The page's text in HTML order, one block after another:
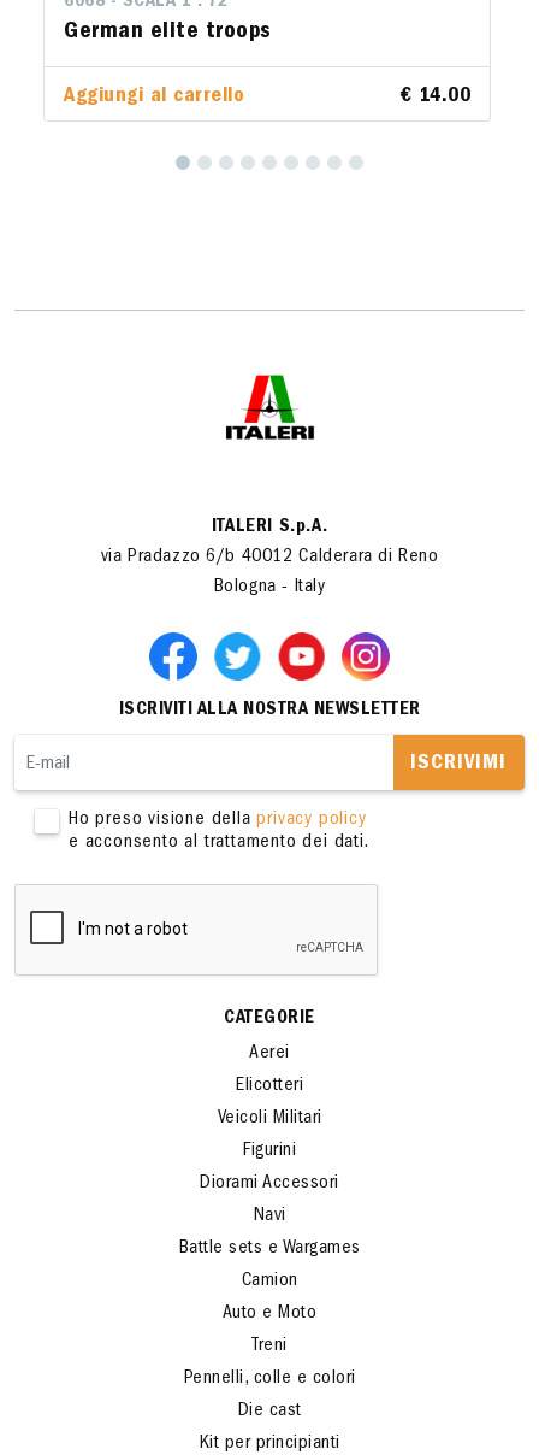
German elite troops
Aggiungi al carrello € 14.00
ITALERI S.p.A.
via Pradazzo 6/b 40012 Calderara di Reno
Bologna - Italy
ISCRIVITI ALLA NOSTRA NEWSLETTER
ISCRIVIMI
Ho preso visione dellaprivacy policy
e acconsento al trattamento dei dati.
CATEGORIE
Aerei
Elicotteri
Veicoli Militari
Figurini
Diorami Accessori
Navi
Battle sets e Wargames
Camion
Auto e Moto
Treni
Pennelli, colle e colori
Die cast
Kit per principianti